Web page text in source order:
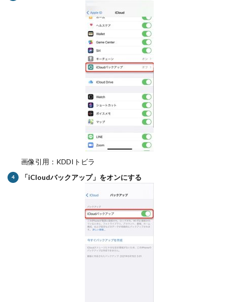
画像引用：KDDIトビラ
「iCloudバックアップ」をオンにする